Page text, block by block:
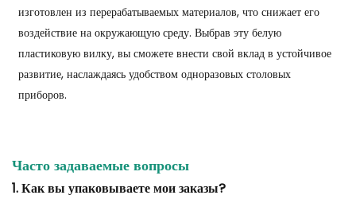
изготовлен из перерабатываемых материалов, что снижает его
воздействие на окружающую среду. Выбрав эту белую
пластиковую вилку, вы сможете внести свой вклад в устойчивое
развитие, наслаждаясь удобством одноразовых столовых
приборов.
Часто задаваемые вопросы
1. Как вы упаковываете мои заказы?